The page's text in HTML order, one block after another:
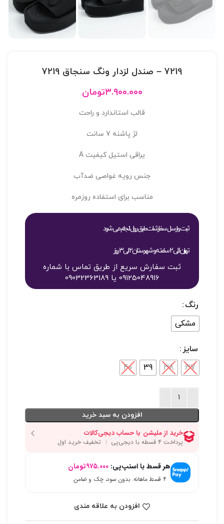
7219 – صندل لزدار ونگ سنجاق 7219
۳.۹۰۰.۰۰۰تومان
قالب استاندارد و راحت
لژ پاشنه 7 سانت
یراقی استیل کیفیت A
جنس رویه غواصی ضدآب
مناسب برای استفاده روزمره
ثبت و ارسال سفارشات طبق روال انجام می شود
تهران 1 الی 2 ساعته و شهرستان 2 الی 3 روز
ثبت سفارش سریع از طریق تماس با شماره
09125048916 یا 09032363189
رنگ
مشکی
سایز
37
38
39
40
افزودن به سبد خرید
هر قسط با اسنپ‌پی: ۹۷۵.۰۰۰تومان
۴ قسط ماهانه. بدون سود، چک و ضامن.
افزودن به علاقه مندی